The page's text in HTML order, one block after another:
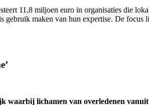
11,8 miljoen euro in organisaties die
gebruik maken van hun expertise. De
lichamen van overledenen